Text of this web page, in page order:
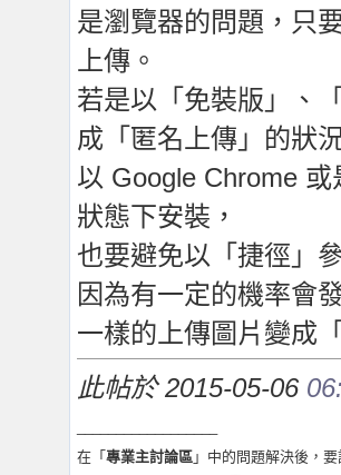
是瀏覽器的問題，只
上傳。
若是以「免裝版」、
成「匿名上傳」的狀
以 Google Chrome
狀態下安裝，
也要避免以「捷徑」
因為有一定的機率會
一樣的上傳圖片變成
此帖於 2015-05-06
在「 專業主討論區」中的問題解決後，